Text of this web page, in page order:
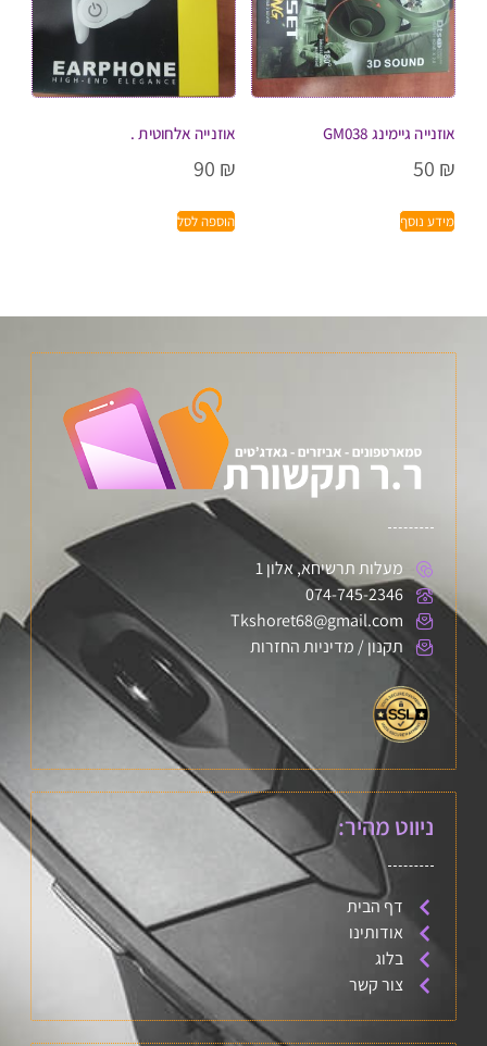
אוזנייה גיימינג GM038
50 ₪
מידע נוסף
אוזנייה אלחוטית .
90 ₪
הוספה לסל
מעלות תרשיחא, אלון 1
074-745-2346
Tkshoret68@gmail.com
תקנון / מדיניות החזרות
ניווט מהיר:
דף הבית
אודותינו
בלוג
צור קשר